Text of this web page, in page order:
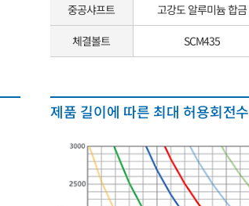
중공샤프트 고강도 알루미늄 합금
체결볼트
SCM435
제품 길이에 따른 최대 허용회전수